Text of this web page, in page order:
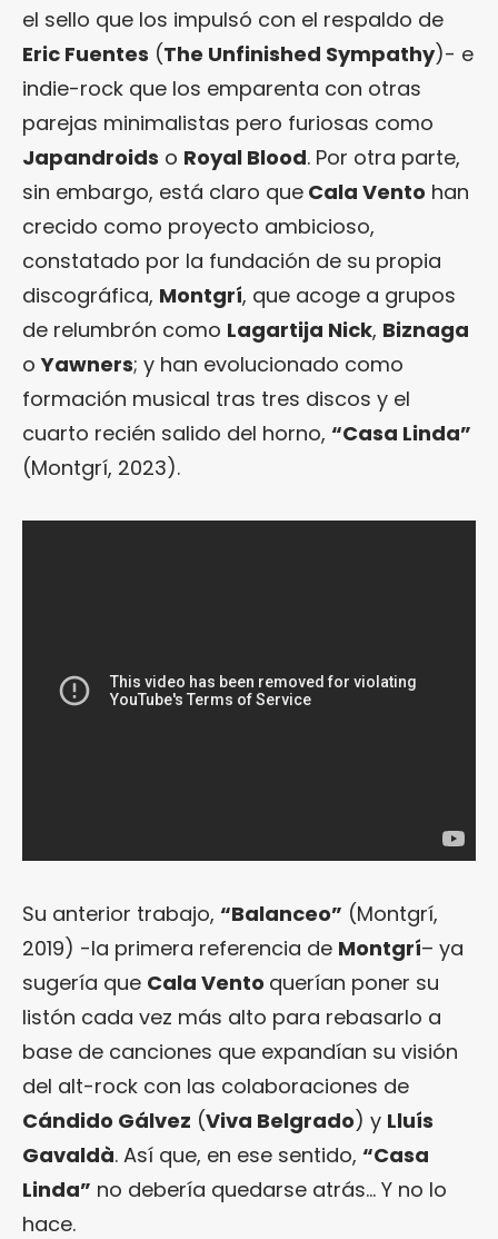
el sello que los impulsó con el respaldo de
Eric Fuentes (The Unfinished Sympathy)- e
indie-rock que los emparenta con otras
parejas minimalistas pero furiosas como
Japandroids o Royal Blood. Por otra parte,
sin embargo, está claro que Cala Vento han
crecido como proyecto ambicioso,
constatado por la fundación de su propia
discográfica, Montgrí, que acoge a grupos
de relumbrón como Lagartija Nick, Biznaga
oYawners; y han evolucionado como
formación musical tras tres discos y el
cuarto recién salido del horno, “Casa Linda”
(Montgrí, 2023).
Su anterior trabajo, “Balanceo” (Montgrí,
2019) -la primera referencia de Montgrí– ya
sugería que Cala Vento querían poner su
listón cada vez más alto para rebasarlo a
base de canciones que expandían su visión
del alt-rock con las colaboraciones de
Cándido Gálvez (Viva Belgrado) y Lluís
Gavaldà. Así que, en ese sentido, “Casa
Linda” no debería quedarse atrás… Y no lo
hace.